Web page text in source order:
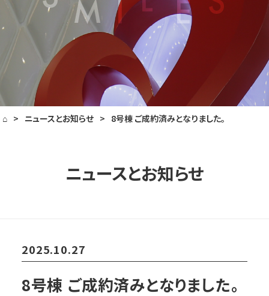
⌂ > ニュースとお知らせ > 8号棟 ご成約済みとなりました。
ニュースとお知らせ
2025.10.27
8号棟 ご成約済みとなりました。